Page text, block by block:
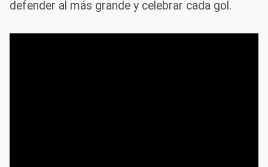
defender al más grande y celebrar cada gol.